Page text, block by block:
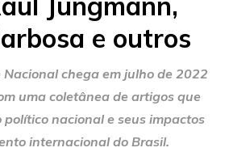
e outros
chega em julho de 2022
uma coletânea de artigos que
nacional e seus impactos
internacional do Brasil.